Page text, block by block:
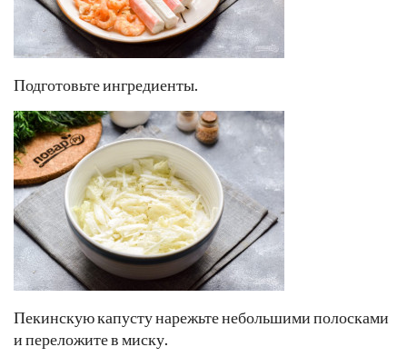
Подготовьте ингредиенты.
Пекинскую капусту нарежьте небольшими полосками
и переложите в миску.